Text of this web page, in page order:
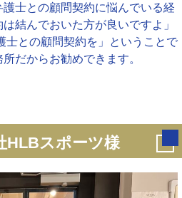
士との顧問契約に悩んでいる経
結んでおいた方が良いですよ」
士との顧問契約を」ということで
だからお勧めできます。
HLBスポーツ様